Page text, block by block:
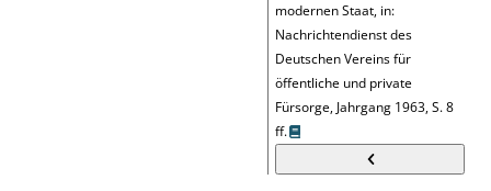
modernen Staat, in:
Nachrichtendienst des
Deutschen Vereins für
öffentliche und private
Fürsorge, Jahrgang 1963, S. 8
ff.